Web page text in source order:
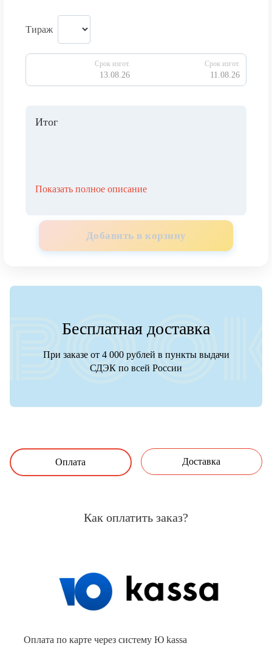
Тираж
Срок изгот.
13.08.26
Срок изгот.
11.08.26
Итог
Показать полное описание
Добавить в корзину
Бесплатная доставка
При заказе от 4 000 рублей в пункты выдачи
СДЭК по всей России
Оплата Доставка
Как оплатить заказ?
Оплата по карте через систему Ю kassa